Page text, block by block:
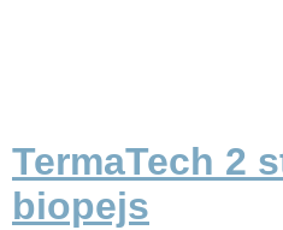
TermaTech 2
biopejs